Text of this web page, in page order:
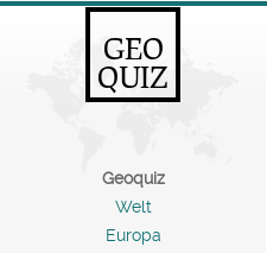
GEO
QUIZ
Geoquiz
Welt
Europa